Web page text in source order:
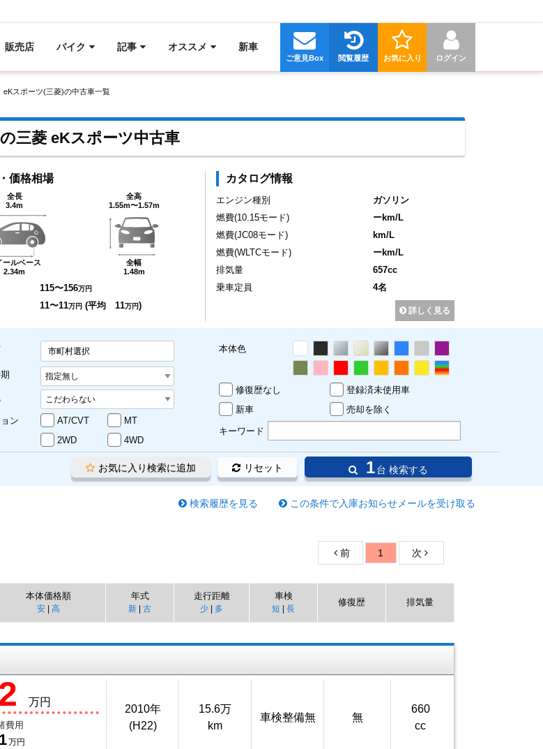
販売店 バイク 記事 オススメ 新車
ログイン
お気に入り
閲覧履歴
ご意見Box
eKスポーツ(三菱)の中古車一覧
三菱 eKスポーツ中古車
価格相場
全長
3.4m
ールベース
2.34m
全高
1.55m〜1.57m
全幅
1.48m
115〜156万円
11〜11万円 (平均 11万円)
カタログ情報
エンジン種別
ガソリン
燃費(10.15モード)
ーkm/L
燃費(JC08モード)
km/L
燃費(WLTCモード)
ーkm/L
排気量
657cc
乗車定員
4名
詳しく見る
市町村選択
ン AT/CVT
MT
2WD 4WD
本体色
修復歴なし
登録済未使用車
新車
売却を除く
キーワード
1台 検索する
リセット
お気に入り検索に追加
この条件で入庫お知らせメールを受け取る
検索履歴を見る
前 1 次
本体価格順
安| 高
年式
新 | 古
走行距離
少 | 多
車検
短 | 長
修復歴 排気量
万円
費用
1万円
2010年
(H22)
15.6万
km
車検整備無 無
660
cc